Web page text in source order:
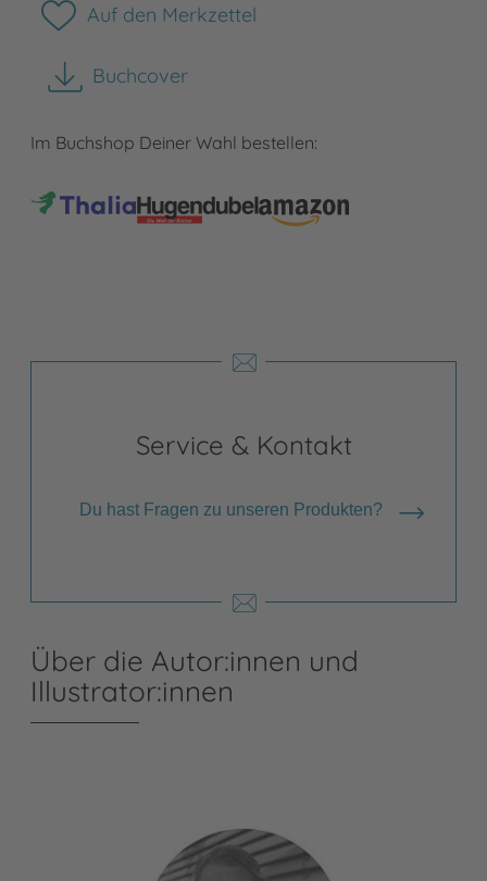
Auf den Merkzettel
Buchcover
herunterladen
Im Buchshop Deiner Wahl bestellen:
Service & Kontakt
Du hast Fragen zu unseren Produkten?
Über die Autor:innen und
Illustrator:innen